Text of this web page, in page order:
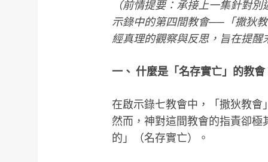
（前情提要：承接上一集針對
示錄中的第四間教會── 「撒狄
經真理的觀察與反思，旨在提
一、 什麼是「名存實亡」的教會
在啟示錄七教會中，「撒狄教
然而，神對這間教會的指責卻
的」（名存實亡）。